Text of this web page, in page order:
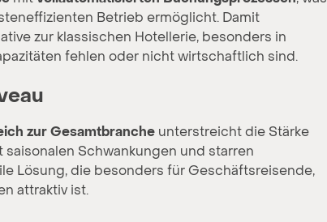
Betrieb ermöglicht. Damit
zur klassischen Hotellerie, besonders in
fehlen oder nicht wirtschaftlich sind.
zur Gesamtbranche unterstreicht die Stärke
Schwankungen und starren
Lösung, die besonders für Geschäftsreisende,
attraktiv ist.